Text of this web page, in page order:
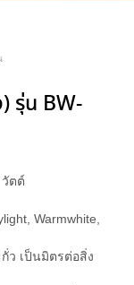
รุ่น BW-
ตต์
Warmwhite,
ว เป็นมิตรต่อสิ่ง